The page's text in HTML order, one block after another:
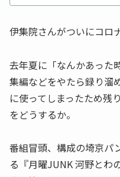
伊集院さんがついにコロ
去年夏に「なんかあった
集編などをやたら録り溜
に使ってしまったため残
をどうするか。
番組冒頭、構成の埼京パ
る『月曜JUNK 河野と